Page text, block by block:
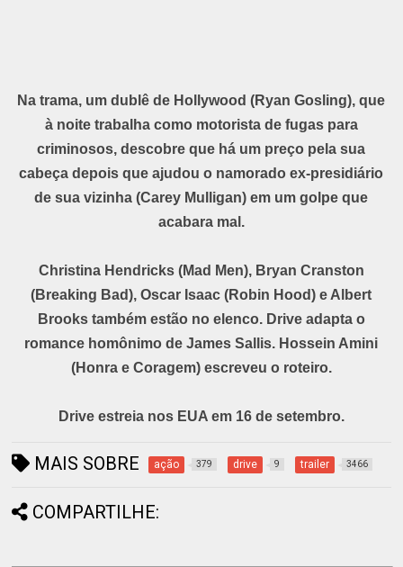
Na trama, um dublê de Hollywood (Ryan Gosling), que
à noite trabalha como motorista de fugas para
criminosos, descobre que há um preço pela sua
cabeça depois que ajudou o namorado ex-presidiário
de sua vizinha (Carey Mulligan) em um golpe que
acabara mal.
Christina Hendricks (Mad Men), Bryan Cranston
(Breaking Bad), Oscar Isaac (Robin Hood) e Albert
Brooks também estão no elenco. Drive adapta o
romance homônimo de James Sallis. Hossein Amini
(Honra e Coragem) escreveu o roteiro.
Drive estreia nos EUA em 16 de setembro.
MAIS SOBRE ação 379 drive 9 trailer 3466
COMPARTILHE: